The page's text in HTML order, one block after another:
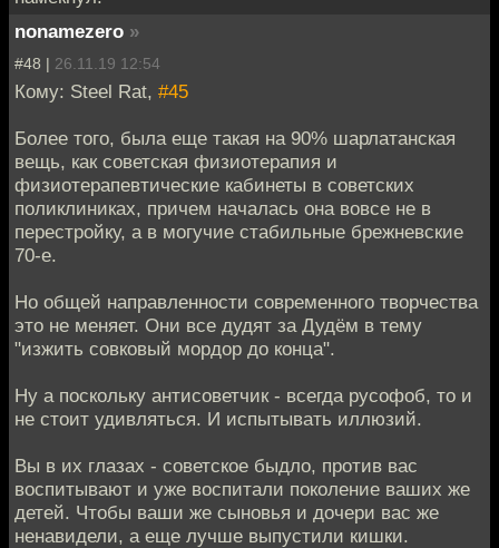
nonamezero »
#48 | 26.11.19 12:54
Кому: Steel Rat, #45
Более того, была еще такая на 90% шарлатанская
вещь, как советская физиотерапия и
физиотерапевтические кабинеты в советских
поликлиниках, причем началась она вовсе не в
перестройку, а в могучие стабильные брежневские
70-е.
Но общей направленности современного творчества
это не меняет. Они все дудят за Дудём в тему
"изжить совковый мордор до конца".
Ну а поскольку антисоветчик - всегда русофоб, то и
не стоит удивляться. И испытывать иллюзий.
Вы в их глазах - советское быдло, против вас
воспитывают и уже воспитали поколение ваших же
детей. Чтобы ваши же сыновья и дочери вас же
ненавидели, а еще лучше выпустили кишки.